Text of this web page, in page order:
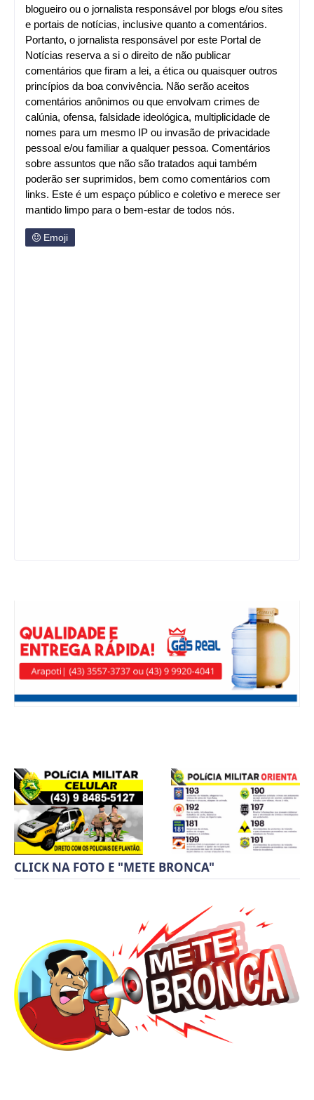
blogueiro ou o jornalista responsável por blogs e/ou sites
e portais de notícias, inclusive quanto a comentários.
Portanto, o jornalista responsável por este Portal de
Notícias reserva a si o direito de não publicar
comentários que firam a lei, a ética ou quaisquer outros
princípios da boa convivência. Não serão aceitos
comentários anônimos ou que envolvam crimes de
calúnia, ofensa, falsidade ideológica, multiplicidade de
nomes para um mesmo IP ou invasão de privacidade
pessoal e/ou familiar a qualquer pessoa. Comentários
sobre assuntos que não são tratados aqui também
poderão ser suprimidos, bem como comentários com
links. Este é um espaço público e coletivo e merece ser
mantido limpo para o bem-estar de todos nós.
Emoji
CLICK NA FOTO E "METE BRONCA"